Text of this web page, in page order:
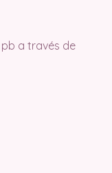
a través de